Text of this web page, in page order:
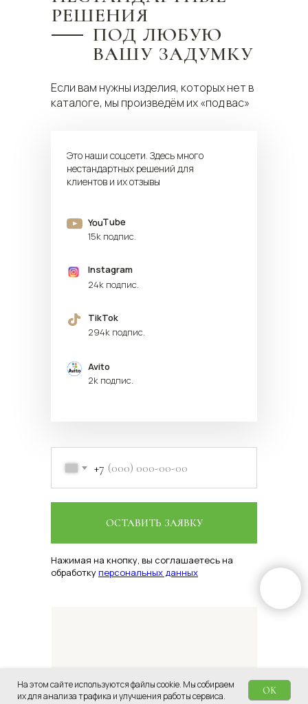
Это наши соцсети. Здесь много
нестандартных решений для
клиентов и их отзывы
24k подпис.
Instagram
294k подпис.
TikTok
15k подпис.
YouTube
Avito
2k подпис.
РЕШЕНИЯ
Если вам нужны изделия, которых нет в
каталоге, мы произведём их «под вас»
+7
ОСТАВИТЬ ЗАЯВКУ
Нажимая на кнопку, вы соглашаетесь на
обработкуперсональных данных
ПОД ЛЮБУЮ
ВАШУ ЗАДУМКУ
На этом сайте используются файлы cookie. Мы собираем
их для анализа трафика и улучшения работы сервиса.
OK